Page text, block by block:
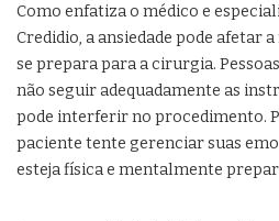
Como enfatiza o médico e
Credidio, a ansiedade pode afetar
se prepara para a cirurgia.
não seguir adequadamente as
pode interferir no procedimento.
paciente tente gerenciar suas
esteja física e mentalmente